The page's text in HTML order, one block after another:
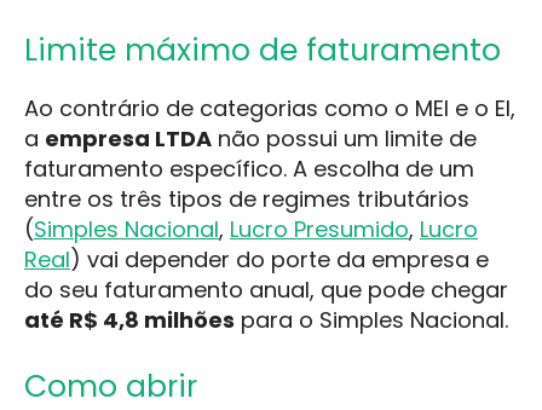
Limite máximo de faturamento
Ao contrário de categorias como o MEI e o EI,
a empresa LTDA não possui um limite de
faturamento específico. A escolha de um
entre os três tipos de regimes tributários
(Simples Nacional, Lucro Presumido, Lucro
Real) vai depender do porte da empresa e
do seu faturamento anual, que pode chegar
até R$ 4,8 milhões para o Simples Nacional.
Como abrir